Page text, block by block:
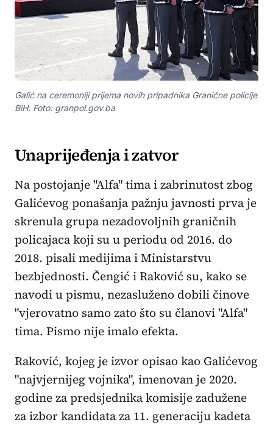
Galić na ceremoniji prijema novih pripadnika Granične policije
BiH. Foto: granpol.gov.ba
Unaprijeđenja i zatvor
Na postojanje "Alfa" tima i zabrinutost zbog
Galićevog ponašanja pažnju javnosti prva je
skrenula grupa nezadovoljnih graničnih
policajaca koji su u periodu od 2016. do
2018. pisali medijima i Ministarstvu
bezbjednosti. Čengić i Raković su, kako se
navodi u pismu, nezasluženo dobili činove
"vjerovatno samo zato što su članovi "Alfa"
tima. Pismo nije imalo efekta.
Raković, kojeg je izvor opisao kao Galićevog
"najvjernijeg vojnika", imenovan je 2020.
godine za predsjednika komisije zadužene
za izbor kandidata za 11. generaciju kadeta